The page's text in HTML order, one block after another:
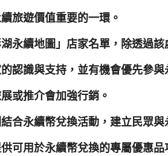
旅遊價值重要的一環。
永續地圖」店家名單，除透過
認識與支持，並有機會優先參
或推介會加強行銷。
合永續幣兌換活動，建立民眾
可用於永續幣兌換的專屬優惠